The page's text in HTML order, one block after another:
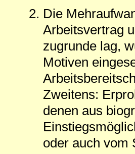
Die
Arbeitsvertrag
zugrunde lag,
Motiven
Zweitens:
denen aus
oder auch vom